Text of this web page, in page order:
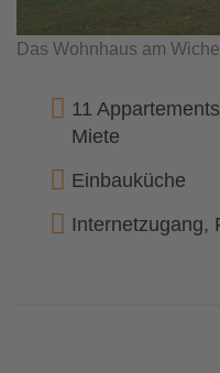
Das Wohnhaus am
11
Miete
Einbauküche
Internetzugang,